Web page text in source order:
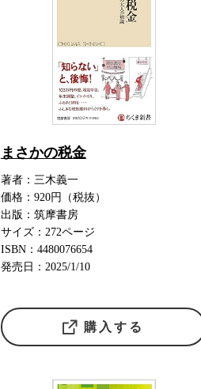
まさかの税金
著者：三木義一
価格：920円（税抜）
出版：筑摩書房
サイズ：272ページ
ISBN：4480076654
発売日：2025/1/10
購入する